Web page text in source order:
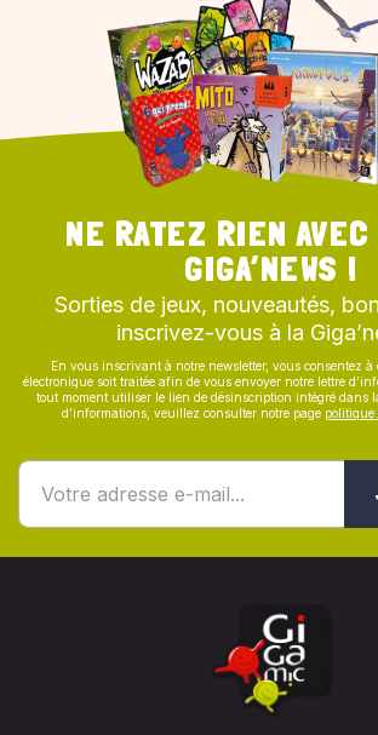
NE RATEZ RIEN AVEC
GIGA’NEWS !
Sorties de jeux, nouveautés,
inscrivez-vous à la
En vous inscrivant à notre newsletter, vous consentez à
électronique soit traitée afin de vous envoyer notre lettre
tout moment utiliser le lien de désinscription intégré dans
d’informations, veuillez consulter notre page politique